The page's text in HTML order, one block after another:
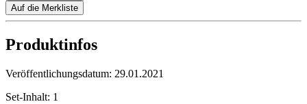
Auf die Merkliste
Produktinfos
Veröffentlichungsdatum: 29.01.2021
Set-Inhalt: 1